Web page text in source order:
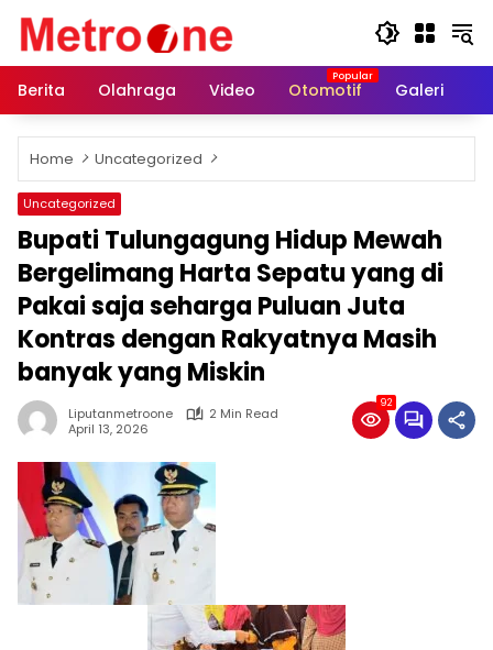
content
Berita
Olahraga Video Otomotif Galeri
Home Uncategorized
Uncategorized
Bupati Tulungagung Hidup Mewah
Bergelimang Harta Sepatu yang di
Pakai saja seharga Puluan Juta
Kontras dengan Rakyatnya Masih
banyak yang Miskin
Liputanmetroone
2 Min Read
April 13, 2026
92